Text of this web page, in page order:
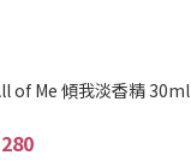
of Me 傾我淡香精 30ml